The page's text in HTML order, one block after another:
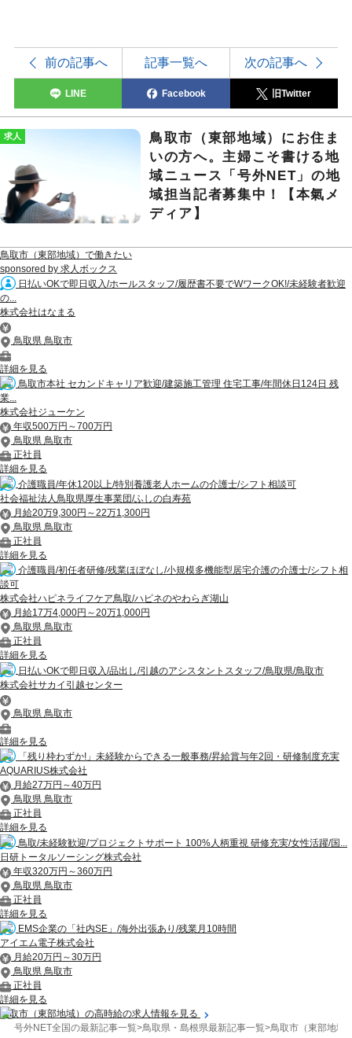
前の記事へ 記事一覧へ 次の記事へ
LINE Facebook 旧Twitter
求人
鳥取市（東部地域）にお住ま
いの方へ。主婦こそ書ける地
域ニュース「号外NET」の地
域担当記者募集中！【本氣メ
ディア】
鳥取市（東部地域）で働きたい
sponsored by 求人ボックス
日払いOKで即日収入/ホールスタッフ/履歴書不要でWワークOK!/未経験者歓迎
の...
株式会社はなまる
鳥取県 鳥取市
詳細を見る
鳥取市本社 セカンドキャリア歓迎/建築施工管理 住宅工事/年間休日124日 残
業...
株式会社ジューケン
年収500万円～700万円
鳥取県 鳥取市
正社員
詳細を見る
介護職員/年休120以上/特別養護老人ホームの介護士/シフト相談可
社会福祉法人鳥取県厚生事業団/ふしの白寿苑
月給20万9,300円～22万1,300円
鳥取県 鳥取市
正社員
詳細を見る
介護職員/初任者研修/残業ほぼなし/小規模多機能型居宅介護の介護士/シフト相
談可
株式会社ハピネライフケア鳥取/ハピネのやわらぎ湖山
月給17万4,000円～20万1,000円
鳥取県 鳥取市
正社員
詳細を見る
日払いOKで即日収入/品出し/引越のアシスタントスタッフ/鳥取県/鳥取市
株式会社サカイ引越センター
鳥取県 鳥取市
詳細を見る
「残り枠わずか!」未経験からできる一般事務/昇給賞与年2回・研修制度充実
AQUARIUS株式会社
月給27万円～40万円
鳥取県 鳥取市
正社員
詳細を見る
鳥取/未経験歓迎/プロジェクトサポート 100%人柄重視 研修充実/女性活躍/国...
日研トータルソーシング株式会社
年収320万円～360万円
鳥取県 鳥取市
正社員
詳細を見る
EMS企業の「社内SE」/海外出張あり/残業月10時間
アイエム電子株式会社
月給20万円～30万円
鳥取県 鳥取市
正社員
詳細を見る
鳥取市（東部地域）の高時給の求人情報を見る
号外NET全国の最新記事一覧>鳥取県・島根県最新記事一覧>鳥取市（東部地域